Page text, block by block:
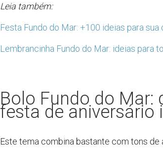
Leia também:
Festa Fundo do Mar: +100 ideias para sua
Lembrancinha Fundo do Mar: ideias para
Bolo Fundo do Mar:
festa de aniversário
Este tema combina bastante com tons de